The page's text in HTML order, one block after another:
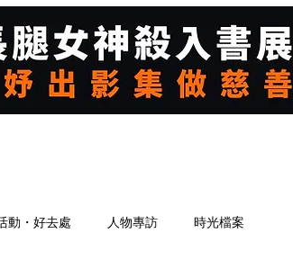
動・好去處 人物專訪 時光檔案